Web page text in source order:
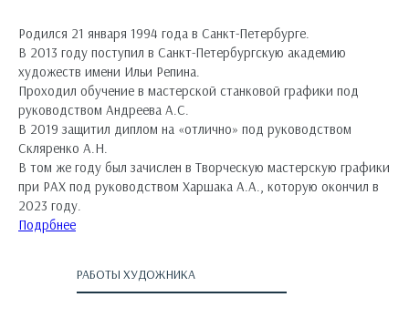
Родился 21 января 1994 года в Санкт-Петербурге.
В 2013 году поступил в Санкт-Петербургскую академию
художеств имени Ильи Репина.
Проходил обучение в мастерской станковой графики под
руководством Андреева А.С.
В 2019 защитил диплом на «отлично» под руководством
Скляренко А.Н.
В том же году был зачислен в Творческую мастерскую графики
при РАХ под руководством Харшака А.А., которую окончил в
2023 году.
Подрбнее
РАБОТЫ ХУДОЖНИКА